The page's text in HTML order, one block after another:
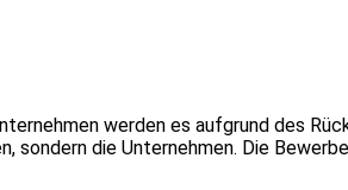
werden es aufgrund des
sondern die Unternehmen. Die